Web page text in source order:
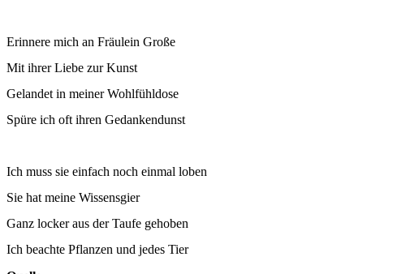
Erinnere mich an Fräulein Große
Mit ihrer Liebe zur Kunst
Gelandet in meiner Wohlfühldose
Spüre ich oft ihren Gedankendunst
Ich muss sie einfach noch einmal loben
Sie hat meine Wissensgier
Ganz locker aus der Taufe gehoben
Ich beachte Pflanzen und jedes Tier